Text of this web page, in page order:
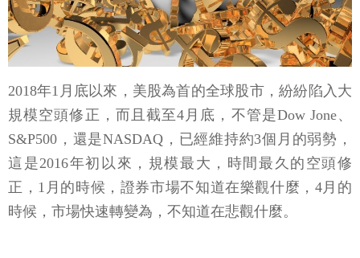
2018年1月底以來，美股為首的全球股市，紛紛陷入大
規模空頭修正，而且截至4月底，不管是Dow Jone、
S&P500，還是NASDAQ，已經維持約3個月的弱勢，
這是2016年初以來，規模最大，時間最久的空頭修
正，1月的時候，證券市場不知道在樂觀什麼，4月的
時候，市場快速轉變為，不知道在悲觀什麼。